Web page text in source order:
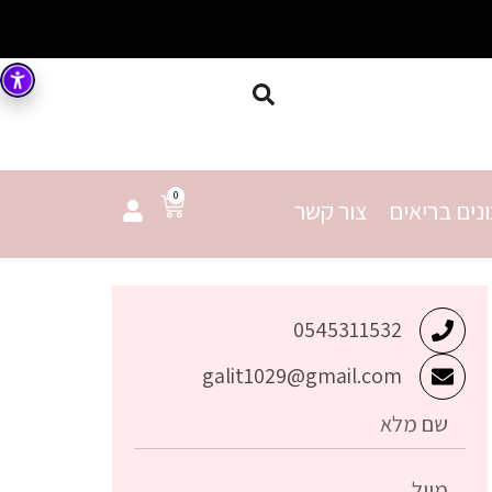
בריאים צור קשר
0
0545311532
galit1029@gmail.com